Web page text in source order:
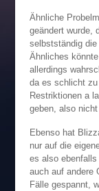
Ähnliche
geändert wurde,
selbstständig
Ähnliches
allerdings
da es schlicht zu
Restriktionen a
geben, also
Ebenso hat
nur auf die
es also
auch auf andere
Fälle gespannt,